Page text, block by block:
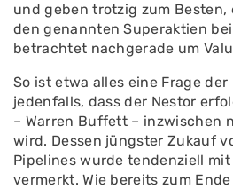
und geben trotzig zum Besten,
den genannten Superaktien
betrachtet nachgerade um
So ist etwa alles eine Frage
jedenfalls, dass der Nestor
– Warren Buffett – inzwischen
wird. Dessen jüngster Zukauf
Pipelines wurde tendenziell
vermerkt. Wie bereits zum